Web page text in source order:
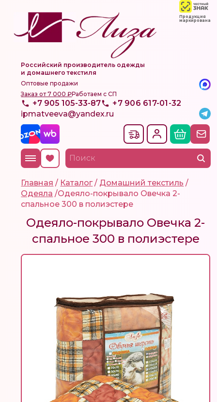
Российский производитель одежды
и домашнего текстиля
Оптовые продажи
Заказ от 7 000 ₽Работаем с СП
Продукция
маркирована
+7 905 105-33-87
+7 906 617-01-32
ipmatveeva@yandex.ru
Главная / Каталог/ Домашний текстиль /
Одеяла /Одеяло-покрывало Овечка 2-
спальное 300 в полиэстере
Одеяло-покрывало Овечка 2-
спальное 300 в полиэстере